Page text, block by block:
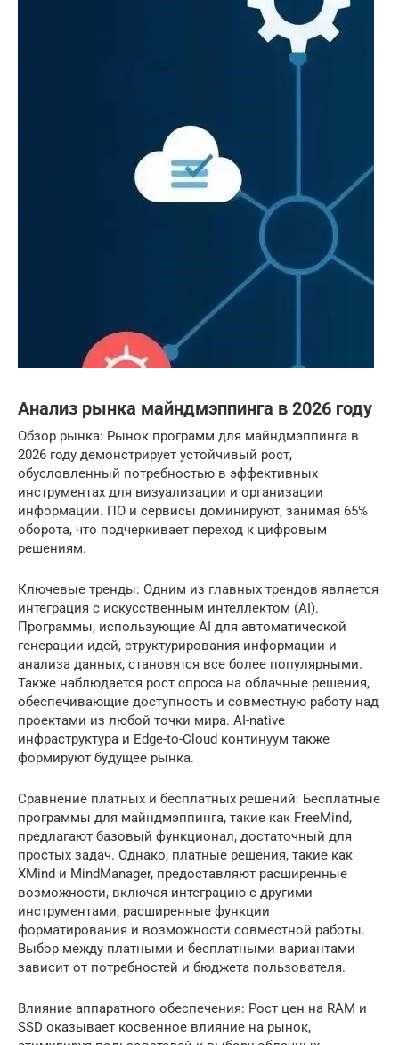
Анализ рынка майндмэппинга в 2026 году
Обзор рынка: Рынок программ для майндмэппинга в
2026 году демонстрирует устойчивый рост,
обусловленный потребностью в эффективных
инструментах для визуализации и организации
информации. ПО и сервисы доминируют, занимая 65%
оборота, что подчеркивает переход к цифровым
решениям.
Ключевые тренды: Одним из главных трендов является
интеграция с искусственным интеллектом (AI).
Программы, использующие AI для автоматической
генерации идей, структурирования информации и
анализа данных, становятся все более популярными.
Также наблюдается рост спроса на облачные решения,
обеспечивающие доступность и совместную работу над
проектами из любой точки мира. AI-native
инфраструктура и Edge-to-Cloud континуум также
формируют будущее рынка.
Сравнение платных и бесплатных решений: Бесплатные
программы для майндмэппинга, такие как FreeMind,
предлагают базовый функционал, достаточный для
простых задач. Однако, платные решения, такие как
XMind и MindManager, предоставляют расширенные
возможности, включая интеграцию с другими
инструментами, расширенные функции
форматирования и возможности совместной работы.
Выбор между платными и бесплатными вариантами
зависит от потребностей и бюджета пользователя.
Влияние аппаратного обеспечения: Рост цен на RAM и
SSD оказывает косвенное влияние на рынок,